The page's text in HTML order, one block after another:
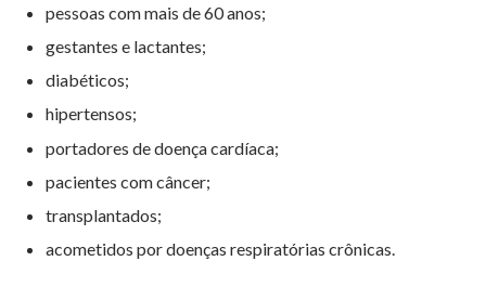
pessoas com mais de 60 anos;
gestantes e lactantes;
diabéticos;
hipertensos;
portadores de doença cardíaca;
pacientes com câncer;
transplantados;
acometidos por doenças respiratórias crônicas.